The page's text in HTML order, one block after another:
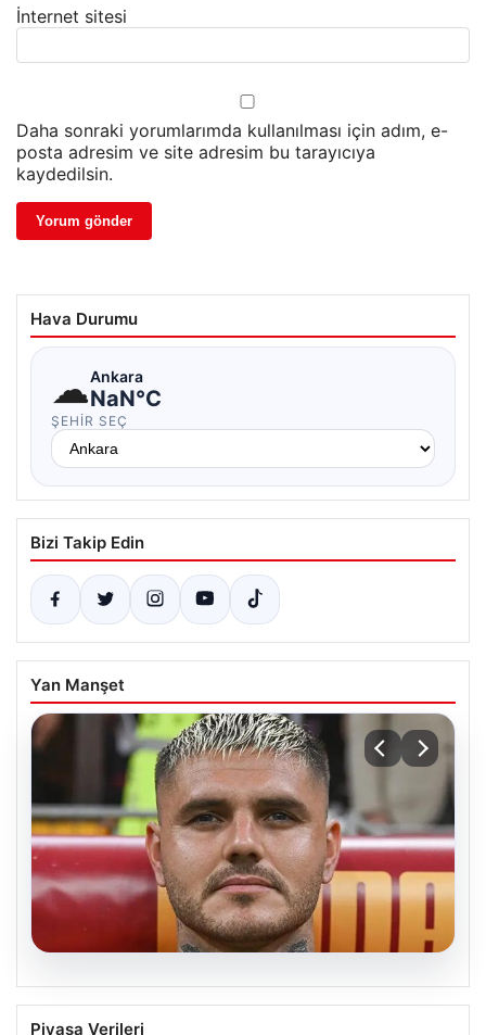
İnternet sitesi
Daha sonraki yorumlarımda kullanılması için adım, e-
posta adresim ve site adresim bu tarayıcıya
kaydedilsin.
Hava Durumu
☁Ankara
NaN°C
ŞEHIR SEÇ
Bizi Takip Edin
Yan Manşet
Mauro Icardi’nin Sosyal Medya
Piyasa Verileri